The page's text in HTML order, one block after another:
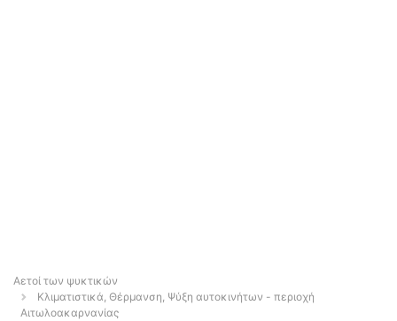
Αετοί των ψυκτικών
Κλιματιστικά, Θέρμανση, Ψύξη αυτοκινήτων - περιοχή
Αιτωλοακαρνανίας